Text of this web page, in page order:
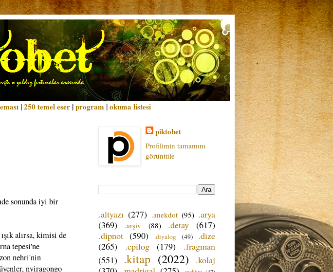
|250 temel eser |program |okuma listesi
sonunda iyi bir
alırsa, kimisi de
tepesi'ne
nehri'nin
nyiragongo
piktobet
Profilimin tamamını
görüntüle
.altyazı (277) .anekdot (95) .arya
(369)
.arşiv (88) .detay
(617)
.dipnot (590) .diyalog (49)
.dize
(265)
.epilog (179)
.fragman
(551) .kitap (2022)
.kolaj